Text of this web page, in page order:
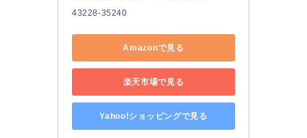
43228-35240
Amazonで見る
楽天市場で見る
Yahoo!ショッピングで見る